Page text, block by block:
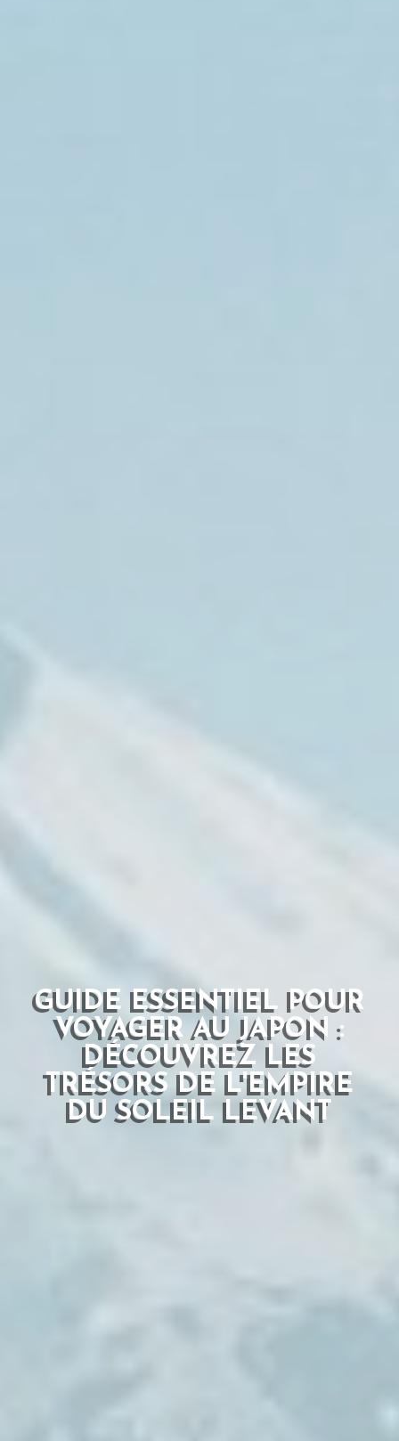
GUIDE ESSENTIEL POUR
VOYAGER AU JAPON :
DÉCOUVREZ LES
TRÉSORS DE L'EMPIRE
DU SOLEIL LEVANT